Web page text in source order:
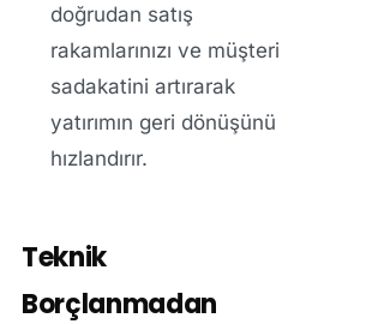
doğrudan satış
rakamlarınızı ve müşteri
sadakatini artırarak
yatırımın geri dönüşünü
hızlandırır.
Teknik
Borçlanmadan